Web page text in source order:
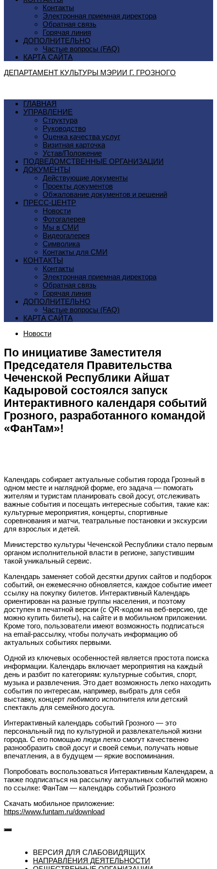
Контакты
Электронная приемная директора
Обратная связь
Горячая линия
ДОПОЛНИТЕЛЬНО
Частые вопросы (FAQ)
КАРТА САЙТА
ДЕПАРТАМЕНТ КУЛЬТУРЫ МЭРИИ Г. ГРОЗНОГO
ГЛАВНАЯ
УПРАВЛЕНИЕ
Структура
Руководство
Оценка качества услуг
Визитная карточка
Устав/Положение
ПОДВЕДОМСТВЕННЫЕ ОРГАНИЗАЦИИ
ДОКУМЕНТЫ
Действующие документы
Проекты документов
Обжалование документов и решений
ПРЕСС-ЦЕНТР
Новости
Фотогалерея
Мы в СМИ
Видеогалерея
Символика
Контакты для СМИ
КОНТАКТЫ
Контакты
Электронная приемная директора
Обратная связь
Горячая линия
ДОПОЛНИТЕЛЬНО
Частые вопросы (FAQ)
КАРТА САЙТА
Новости
По инициативе Заместителя
Председателя Правительства
Чеченской Республики Айшат
Кадыровой состоялся запуск
Интерактивного календаря событий
Грозного, разработанного командой
«ФанТам»!
Календарь собирает актуальные события города Грозный в
одном месте и наглядной форме, его задача — помогать
жителям и туристам планировать свой досуг, отслеживать
важные события и посещать интересные события, такие как:
культурные мероприятия, концерты, спортивные
соревнования и матчи, театральные постановки и экскурсии
для взрослых и детей.
Министерство культуры Чеченской Республики стало первым
органом исполнительной власти в регионе, запустившим
такой уникальный сервис.
Календарь заменяет собой десятки других сайтов и подборок
событий, он ежемесячно обновляется, каждое событие имеет
ссылку на покупку билетов. Интерактивный Календарь
ориентирован на разные группы населения, и поэтому
доступен в печатной версии (с QR-кодом на веб-версию, где
можно купить билеты), на сайте и в мобильном приложении.
Кроме того, пользователи имеют возможность подписаться
на email-рассылку, чтобы получать информацию об
актуальных событиях первыми.
Одной из ключевых особенностей является простота поиска
информации. Календарь включает мероприятия на каждый
день и разбит по категориям: культурные события, спорт,
музыка и развлечения. Это дает возможность легко находить
события по интересам, например, выбрать для себя
выставку, концерт любимого исполнителя или детский
спектакль для семейного досуга.
Интерактивный календарь событий Грозного — это
персональный гид по культурной и развлекательной жизни
города. С его помощью люди легко смогут качественно
разнообразить свой досуг и своей семьи, получать новые
впечатления, а в будущем — яркие воспоминания.
Попробовать воспользоваться Интерактивным Календарем, а
также подписаться на рассылку актуальных событий можно
по ссылке: ФанТам — календарь событий Грозного
Скачать мобильное приложение:
https://www.funtam.ru/download
ВЕРСИЯ ДЛЯ СЛАБОВИДЯЩИХ
НАПРАВЛЕНИЯ ДЕЯТЕЛЬНОСТИ